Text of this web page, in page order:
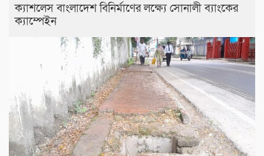
ক্যাশলেস বাংলাদেশ বিনির্মাণের লক্ষ্যে সোনালী ব্যাংকের
ক্যাম্পেইন